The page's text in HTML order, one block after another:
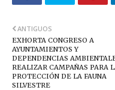
ANTIGUOS
EXHORTA CONGRESO A
AYUNTAMIENTOS Y
DEPENDENCIAS
REALIZAR CAMPAÑAS PARA
PROTECCIÓN DE LA FAUNA
SILVESTRE